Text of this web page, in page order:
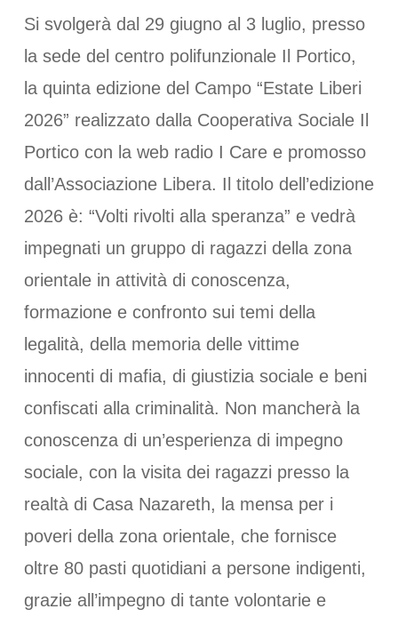
Si svolgerà dal 29 giugno al 3 luglio, presso
la sede del centro polifunzionale Il Portico,
la quinta edizione del Campo “Estate Liberi
2026” realizzato dalla Cooperativa Sociale Il
Portico con la web radio I Care e promosso
dall’Associazione Libera. Il titolo dell’edizione
2026 è: “Volti rivolti alla speranza” e vedrà
impegnati un gruppo di ragazzi della zona
orientale in attività di conoscenza,
formazione e confronto sui temi della
legalità, della memoria delle vittime
innocenti di mafia, di giustizia sociale e beni
confiscati alla criminalità. Non mancherà la
conoscenza di un’esperienza di impegno
sociale, con la visita dei ragazzi presso la
realtà di Casa Nazareth, la mensa per i
poveri della zona orientale, che fornisce
oltre 80 pasti quotidiani a persone indigenti,
grazie all’impegno di tante volontarie e